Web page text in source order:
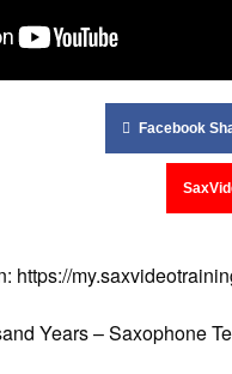
Facebook
https://
Years – Saxophone